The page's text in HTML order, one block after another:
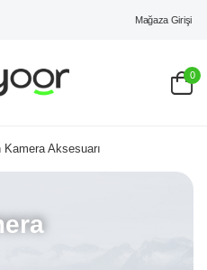
Mağaza Girişi
0
Aksesuarı